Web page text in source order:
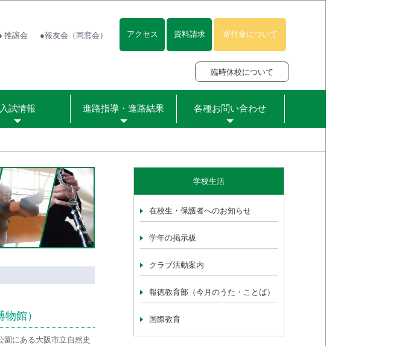
推譲会 ●報友会（同窓会） アクセス 資料請求 寄付金について
臨時休校について
入試情報 進路指導・進路結果 各種お問い合わせ
館）
にある大阪市立自然史
学校生活
在校生・保護者へのお知らせ
学年の掲示板
クラブ活動案内
報徳教育部（今月のうた・ことば）
国際教育